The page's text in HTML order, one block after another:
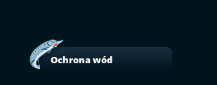
Ochrona wód